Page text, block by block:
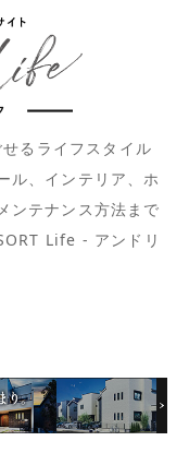
るライフスタイル
ル、インテリア、ホ
ンテナンス方法まで
Life - アンドリ